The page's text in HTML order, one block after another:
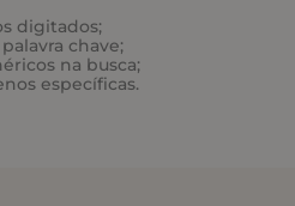
digitados;
chave;
na busca;
específicas.